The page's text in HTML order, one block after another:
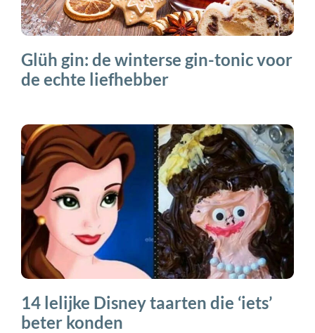
Glüh gin: de winterse gin-tonic voor
de echte liefhebber
14 lelijke Disney taarten die ‘iets’
beter konden